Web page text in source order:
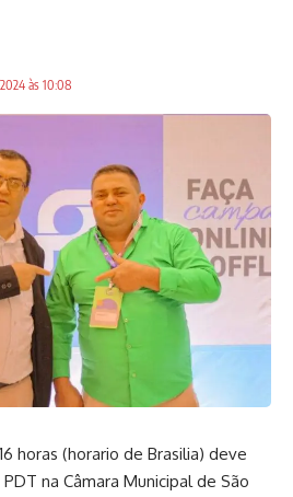
às 10:08
horas (horario de Brasilia) deve
na Câmara Municipal de São